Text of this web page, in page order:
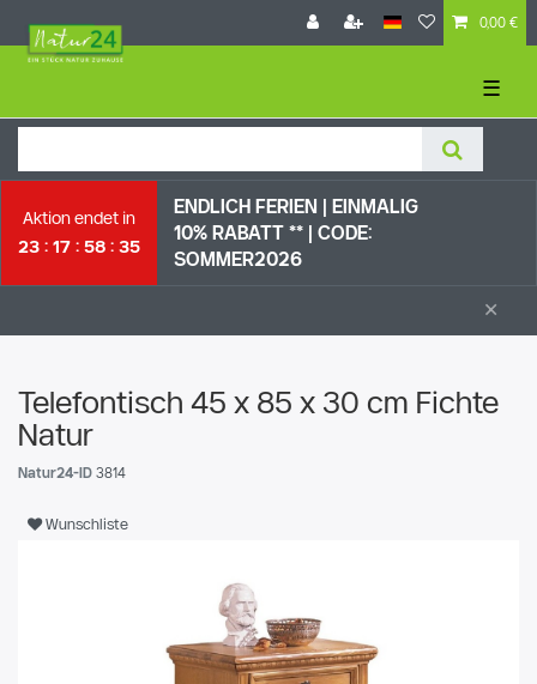
0,00 €
☰
Aktion endet in
23
17 58 34
ENDLICH FERIEN | EI NMALIG
10% RABATT ** | CODE:
SOMMER2026
×
Telefontisch 45 x 85 x 30 cm Fichte
Natur
Natur24-ID 3814
Wunschliste